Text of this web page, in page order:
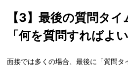
【3】最後の質問タ
「何を質問すればよ
面接では多くの場合、最後に「質問タ